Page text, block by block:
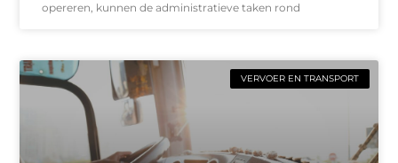
opereren, kunnen de administratieve taken rond
VERVOER EN TRANSPORT